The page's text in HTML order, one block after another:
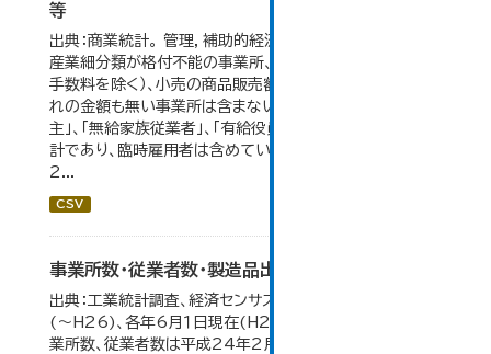
等
出典：商業統計。 管理，補助的経済活動のみを行う事業所、
産業細分類が格付不能の事業所、卸売の商品販売額（仲立
手数料を除く）、小売の商品販売額及び仲立手数料のいず
れの金額も無い事業所は含まない。 従業者総数は「個人業
主」、「無給家族従業者」、「有給役員」及び「常用雇用者」の
計であり、臨時雇用者は含めていない。 大仙市の統計「6-
2...
CSV
事業所数・従業者数・製造品出荷額等の推移
出典：工業統計調査、経済センサス。各年12月31日現在
(～H26)、各年6月１日現在(H27～)。 平成23年のみ事
業所数、従業者数は平成24年2月1日現在。 大仙市の統計